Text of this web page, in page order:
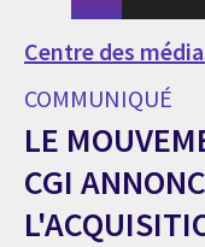
Centre des
COMMUNIQUÉ
LE
CGI